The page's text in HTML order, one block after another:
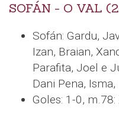
SOFÁN - O VAL
Sofán: Gardu,
Izan, Braian,
Parafita, Joel e
Dani Pena,
Goles: 1-0,